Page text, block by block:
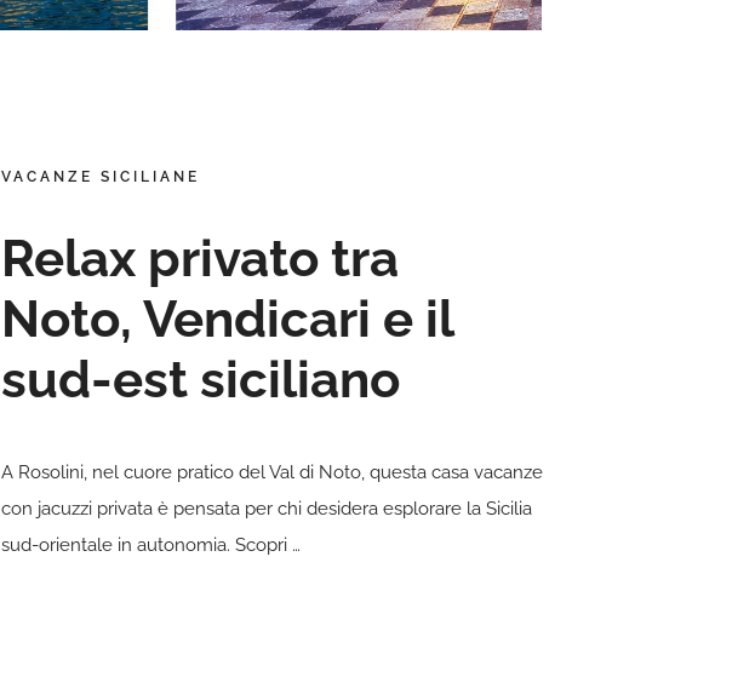
VACANZE SICILIANE
Relax privato tra
Noto, Vendicari e il
sud-est siciliano
A Rosolini, nel cuore pratico del Val di Noto, questa casa vacanze
con jacuzzi privata è pensata per chi desidera esplorare la Sicilia
sud-orientale in autonomia.Scopri …